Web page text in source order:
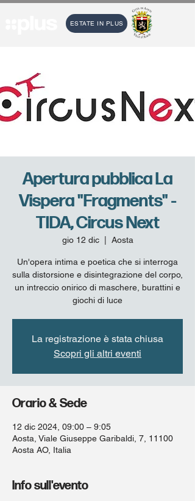
ESTATE IN PLUS
Apertura pubblica La
Vispera "Fragments" -
TIDA, Circus Next
gio 12 dic
  |
Aosta
Un'opera intima e poetica che si interroga
sulla distorsione e disintegrazione del corpo,
un intreccio onirico di maschere, burattini e
giochi di luce
La registrazione è stata chiusa
Scopri gli altri eventi
Orario & Sede
12 dic 2024, 09:00 – 9:05
Aosta, Viale Giuseppe Garibaldi, 7, 11100
Aosta AO, Italia
Info sull'evento